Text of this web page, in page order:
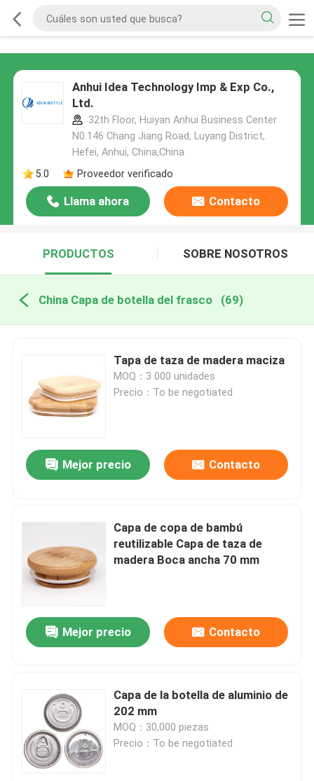
Anhui Idea Technology Imp & Exp Co.,
Ltd.
32th Floor, Huiyan Anhui Business Center
N0.146 Chang Jiang Road, Luyang District,
Hefei, Anhui, China,China
5.0
Proveedor verificado
Llama ahora Contacto
PRODUCTOS SOBRE NOSOTROS
China Capa de botella del frasco (69)
Tapa de taza de madera maciza
MOQ：3 000 unidades
Precio：To be negotiated
Mejor precio Contacto
Capa de copa de bambú
reutilizable Capa de taza de
madera Boca ancha 70 mm
Mejor precio Contacto
Capa de la botella de aluminio de
202 mm
MOQ：30,000 piezas
Precio：To be negotiated